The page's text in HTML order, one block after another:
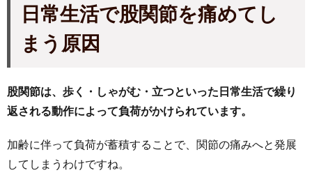
日常生活で股関節を痛めてし
まう原因
股関節は、歩く・しゃがむ・立つといった日常生活で繰り
返される動作によって負荷がかけられています。
加齢に伴って負荷が蓄積することで、関節の痛みへと発展
してしまうわけですね。